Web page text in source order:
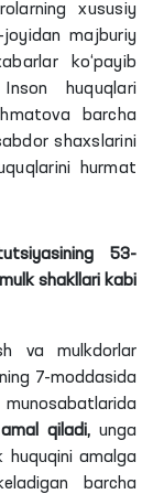
xususiy
joyidan majburiy
ko‘payib
huquqlari
barcha
shaxslarini
hurmat
53-
shakllari kabi
va mulkdorlar
7-moddasida
munosabatlarida
qiladi, unga
huquqini amalga
barcha